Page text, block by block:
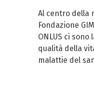
Al centro della
Fondazione
ONLUS ci sono
qualità della
malattie del